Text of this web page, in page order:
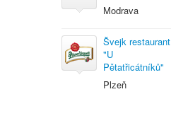
Modrava
Švejk restaurant
"U
Pětatřicátníků"
Plzeň